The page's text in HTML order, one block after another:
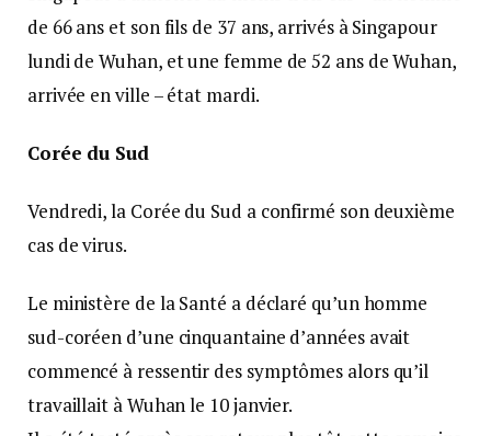
de 66 ans et son fils de 37 ans, arrivés à Singapour
lundi de Wuhan, et une femme de 52 ans de Wuhan,
arrivée en ville – état mardi.
Corée du Sud
Vendredi, la Corée du Sud a confirmé son deuxième
cas de virus.
Le ministère de la Santé a déclaré qu’un homme
sud-coréen d’une cinquantaine d’années avait
commencé à ressentir des symptômes alors qu’il
travaillait à Wuhan le 10 janvier.